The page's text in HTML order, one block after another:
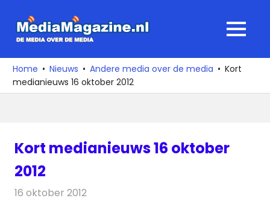
naar
media
over
de
MENU
Home Nieuws Andere media over de media
Kort
medianieuws 16 oktober 2012
Kort medianieuws 16 oktober
2012
16 oktober 2012